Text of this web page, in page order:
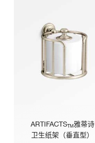
ARTIFACTSTM雅蒂诗
卫生纸架（垂直型）